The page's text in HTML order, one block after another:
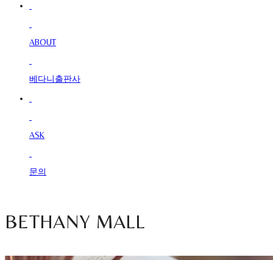
ABOUT
베다니출판사
ASK
문의
BETHANY MALL